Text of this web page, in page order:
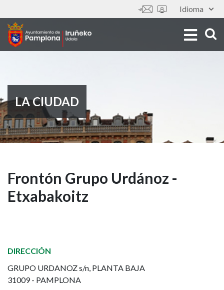
al
contenido
principal
Idioma
Tools
LA CIUDAD
Frontón
Grupo
-
Etxabakoitz
Frontón Grupo Urdánoz -
Etxabakoitz
DIRECCIÓN
GRUPO URDANOZ s/n, PLANTA BAJA
31009 - PAMPLONA